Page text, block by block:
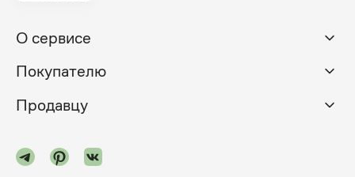
О сервисе
Покупателю
Продавцу